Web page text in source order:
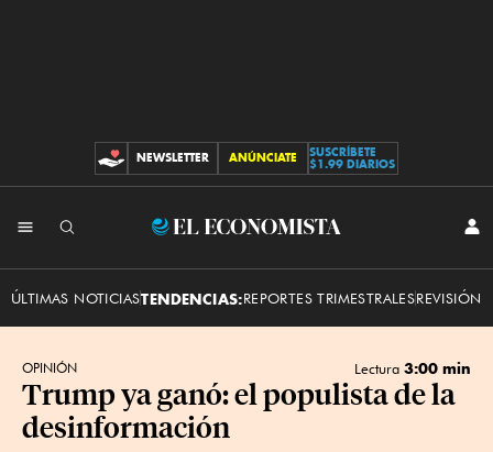
CONTRIBUCIONES
NEWSLETTER ANÚNCIATE
SUSCRÍBETE
$1.99 DIARIOS
El
ÚLTIMAS NOTICIASTENDENCIAS:REPORTES TRIMESTRALESREVISIÓN
OPINIÓN Lectura 3:00 min
Trump ya ganó: el populista de la
desinformación